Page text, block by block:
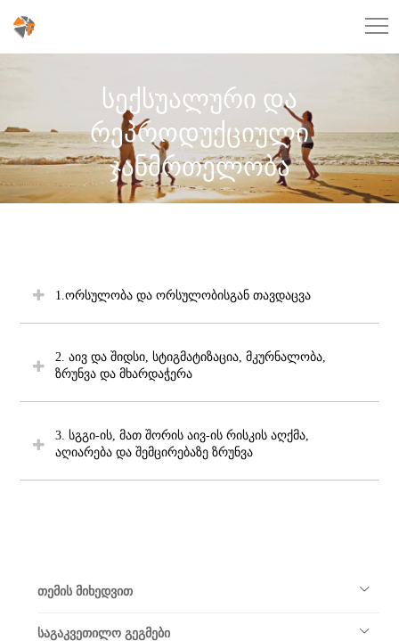
სექსუალური და
რეპროდუქციული
ჯანმრთელობა
1.ორსულობა და ორსულობისგან თავდაცვა
2. აივ და შიდსი, სტიგმატიზაცია, მკურნალობა,
ზრუნვა და მხარდაჭერა
3. სგგი-ის, მათ შორის აივ-ის რისკის აღქმა,
აღიარება და შემცირებაზე ზრუნვა
თემის მიხედვით
საგაკვეთილო გეგმები